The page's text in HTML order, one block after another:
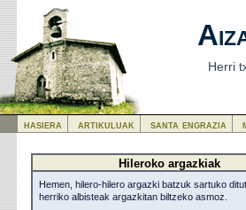
Herri
Hileroko argazkiak
Hemen, hilero-hilero argazki batzuk sartuko
herriko albisteak argazkitan biltzeko asmoz.
hasiera artikuluak santa engrazia